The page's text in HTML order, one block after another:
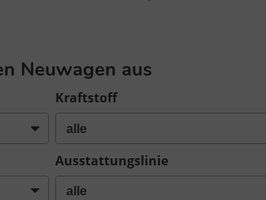
Neuwagen aus
Kraftstoff
Ausstattungslinie